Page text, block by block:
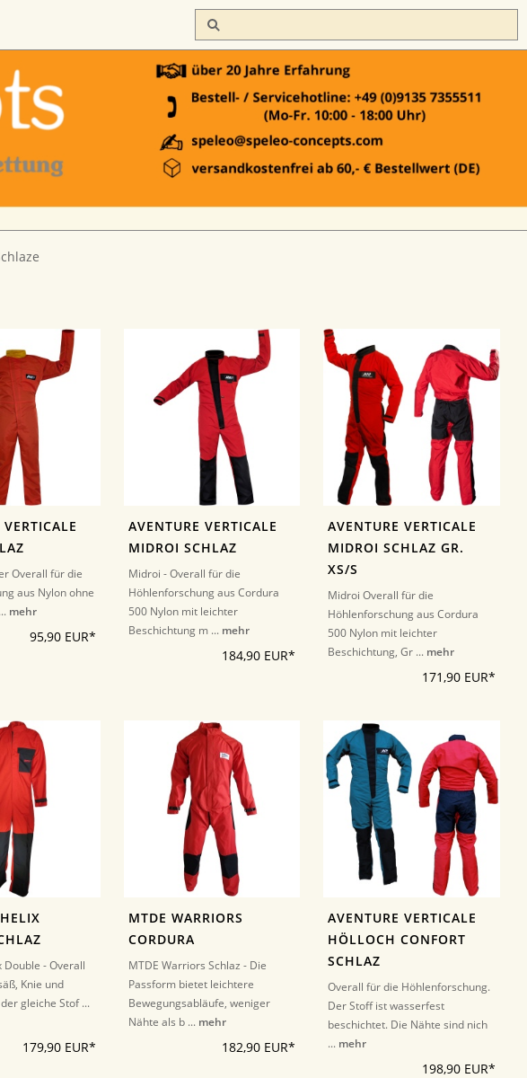
Overall für die
aus Nylon ohne
mehr
95,90 EUR*
AVENTURE VERTICALE
MIDROI SCHLAZ
Midroi - Overall für die
Höhlenforschung aus Cordura
500 Nylon mit leichter
Beschichtung m ... mehr
184,90 EUR*
AVENTURE VERTICALE
MIDROI SCHLAZ GR.
XS/S
Midroi Overall für die
Höhlenforschung aus Cordura
500 Nylon mit leichter
Beschichtung, Gr ... mehr
171,90 EUR*
- Overall
Knie und
gleiche Stof ...
179,90 EUR*
MTDE WARRIORS
CORDURA
MTDE Warriors Schlaz - Die
Passform bietet leichtere
Bewegungsabläufe, weniger
Nähte als b ... mehr
182,90 EUR*
AVENTURE VERTICALE
HÖLLOCH CONFORT
SCHLAZ
Overall für die Höhlenforschung.
Der Stoff ist wasserfest
beschichtet. Die Nähte sind nich
... mehr
198,90 EUR*